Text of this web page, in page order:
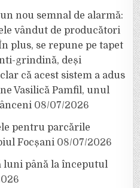
nou semnal de alarmă:
vândut de producători
plus, se repune pe tapet
grindină, deși
că acest sistem a adus
Vasilică Pamfil, unul
08/07/2026
pentru parcările
Focșani 08/07/2026
luni până la începutul